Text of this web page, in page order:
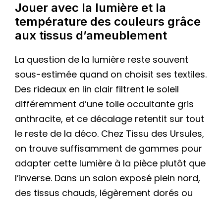
Jouer avec la lumière et la
température des couleurs grâce
aux tissus d’ameublement
La question de la lumière reste souvent
sous-estimée quand on choisit ses textiles.
Des rideaux en lin clair filtrent le soleil
différemment d’une toile occultante gris
anthracite, et ce décalage retentit sur tout
le reste de la déco. Chez Tissu des Ursules,
on trouve suffisamment de gammes pour
adapter cette lumière à la pièce plutôt que
l’inverse. Dans un salon exposé plein nord,
des tissus chauds, légèrement dorés ou